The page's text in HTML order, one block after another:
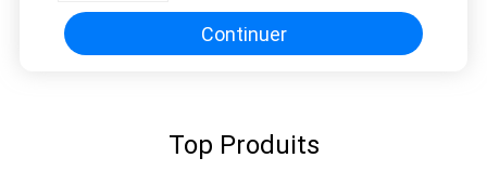
Continuer
Top Produits